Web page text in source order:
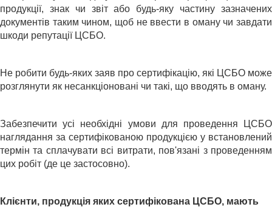
продукції, знак чи звіт або будь-яку частину зазначених
документів таким чином, щоб не ввести в оману чи завдати
шкоди репутації ЦСБО.
Не робити будь-яких заяв про сертифікацію, які ЦСБО може
розглянути як несанкціоновані чи такі, що вводять в оману.
Забезпечити усі необхідні умови для проведення ЦСБО
наглядання за сертифікованою продукцією у встановлений
термін та сплачувати всі витрати, пов'язані з проведенням
цих робіт (де це застосовно).
Клієнти, продукція яких сертифікована ЦСБО, мають